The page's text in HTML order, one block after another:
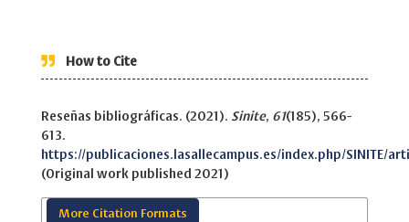
How to Cite
Reseñas bibliográficas. (2021). Sinite, 61(185), 566-
613.
https://publicaciones.lasallecampus.es/index.php/SINITE/
(Original work published 2021)
More Citation Formats